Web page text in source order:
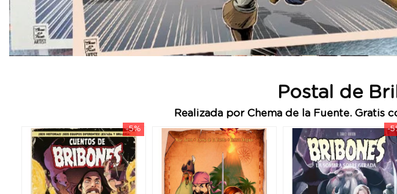
Postal de
Realizada por Chema de la Fuente. Gratis
-5% -